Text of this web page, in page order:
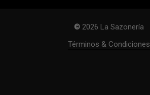
© 2026 La Sazonería
Términos & Condiciones